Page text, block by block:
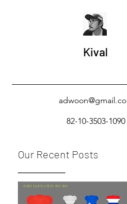
Kival
82-10-3503-1090
Our Recent Posts